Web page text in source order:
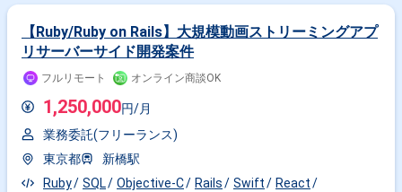
【Ruby/Ruby on Rails】大規模動画ストリーミングアプ
リサーバーサイド開発案件
フルリモート オンライン商談OK
1,250,000円/月
業務委託(フリーランス)
東京都
新橋駅
Ruby
SQL Objective-C Rails Swift
React